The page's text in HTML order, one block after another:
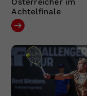
Achtelfinale